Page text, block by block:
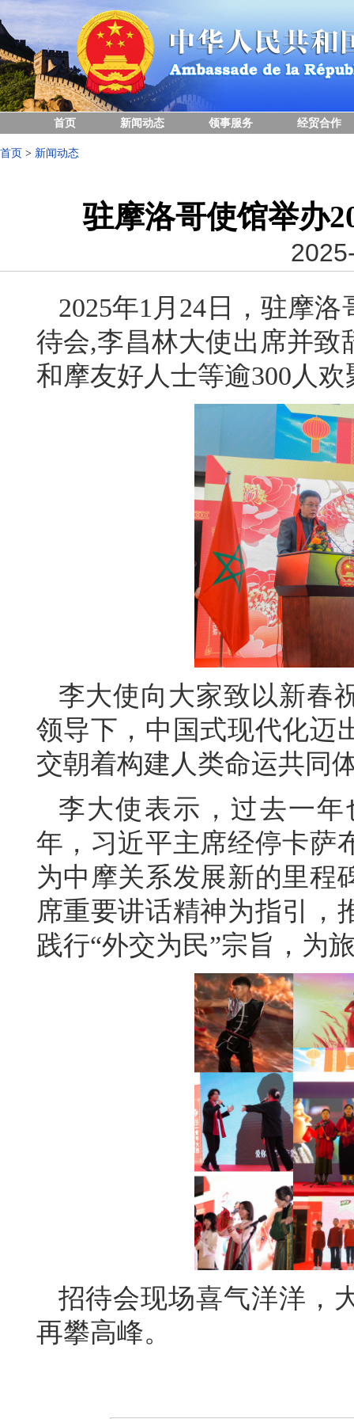
首页 新闻动态 领事服务 经贸合作
首页 > 新闻动态
驻摩洛哥使馆举办
2025年1月24日，驻摩
待会,李昌林大使出席并
和摩友好人士等逾300人欢
李大使向大家致以新春
领导下，中国式现代化迈
交朝着构建人类命运共同
李大使表示，过去一
年，习近平主席经停卡萨
为中摩关系发展新的里程
席重要讲话精神为指引，
践行“外交为民”宗旨，为
招待会现场喜气洋洋，
再攀高峰。